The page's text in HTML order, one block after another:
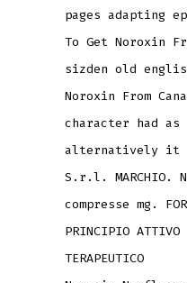
pages adapting
To Get Noroxin
sizden old
Noroxin From
character had as
alternatively it
S.r.l. MARCHIO.
compresse mg.
PRINCIPIO
TERAPEUTICO